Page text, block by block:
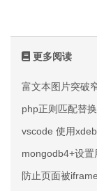
更多阅读
富文本图片突破
php正则匹配替换
vscode 使用
mongodb4+设
防止页面被